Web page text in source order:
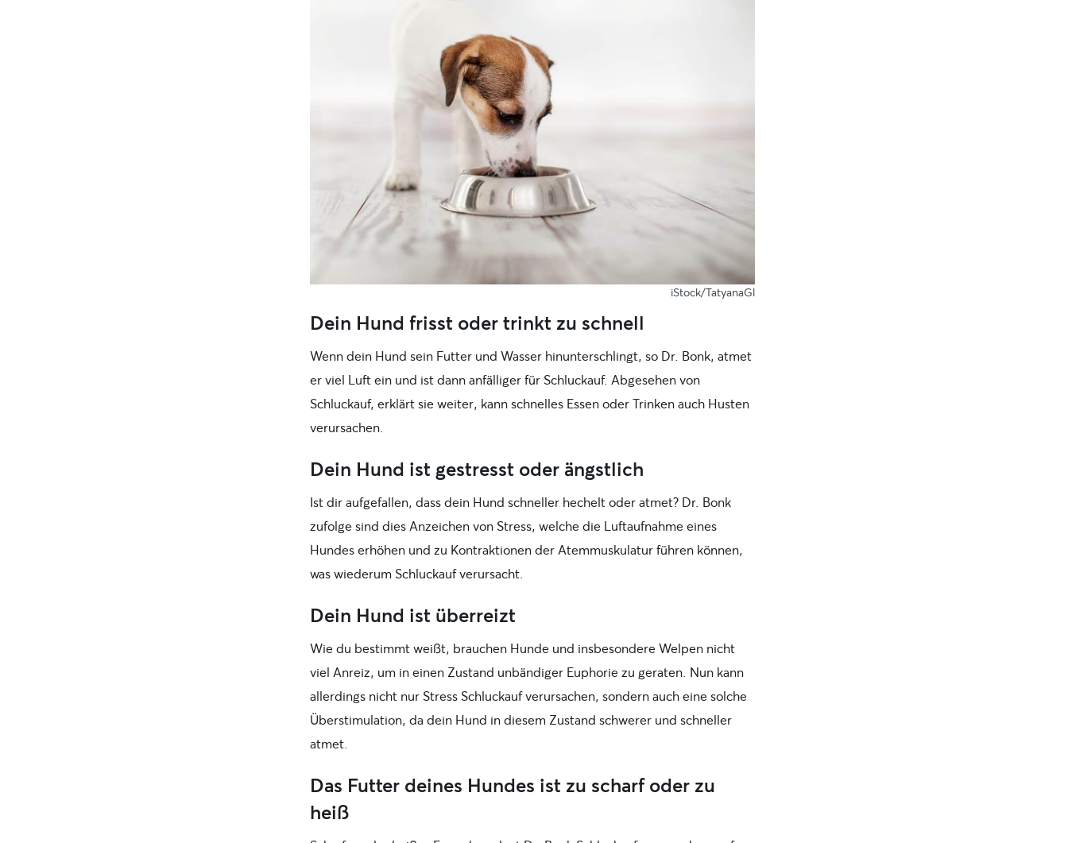
iStock/TatyanaGl
Dein Hund frisst oder trinkt zu schnell
Wenn dein Hund sein Futter und Wasser hinunterschlingt, so Dr. Bonk, atmet
er viel Luft ein und ist dann anfälliger für Schluckauf. Abgesehen von
Schluckauf, erklärt sie weiter, kann schnelles Essen oder Trinken auch Husten
verursachen.
Dein Hund ist gestresst oder ängstlich
Ist dir aufgefallen, dass dein Hund schneller hechelt oder atmet? Dr. Bonk
zufolge sind dies Anzeichen von Stress, welche die Luftaufnahme eines
Hundes erhöhen und zu Kontraktionen der Atemmuskulatur führen können,
was wiederum Schluckauf verursacht.
Dein Hund ist überreizt
Wie du bestimmt weißt, brauchen Hunde und insbesondere Welpen nicht
viel Anreiz, um in einen Zustand unbändiger Euphorie zu geraten. Nun kann
allerdings nicht nur Stress Schluckauf verursachen, sondern auch eine solche
Überstimulation, da dein Hund in diesem Zustand schwerer und schneller
atmet.
Das Futter deines Hundes ist zu scharf oder zu
heiß